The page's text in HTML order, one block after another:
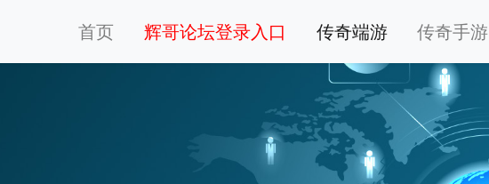
首页 辉哥论坛登录入口 传奇端游 传奇手游